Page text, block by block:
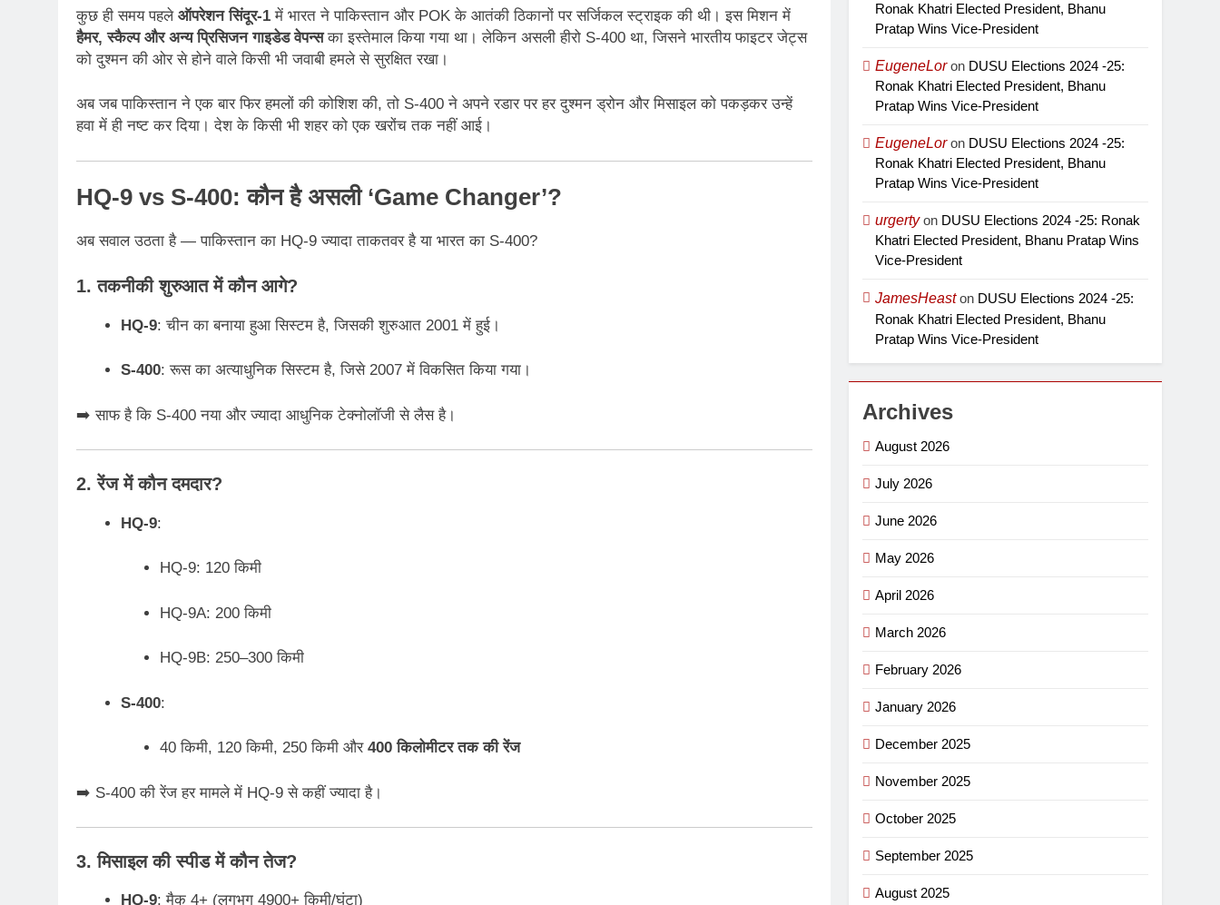
कुछ ही समय पहले ऑपरेशन सिंदूर-1 में भारत ने पाकिस्तान और POK के आतंकी ठिकानों पर सर्जिकल स्ट्राइक की थी। इस मिशन में
हैमर, स्कैल्प और अन्य प्रिसिजन गाइडेड वेपन्सका इस्तेमाल किया गया था। लेकिन असली हीरो S-400 था, जिसने भारतीय फाइटर जेट्स
को दुश्मन की ओर से होने वाले किसी भी जवाबी हमले से सुरक्षित रखा।
अब जब पाकिस्तान ने एक बार फिर हमलों की कोशिश की, तो S-400 ने अपने रडार पर हर दुश्मन ड्रोन और मिसाइल को पकड़कर उन्हें
हवा में ही नष्ट कर दिया। देश के किसी भी शहर को एक खरोंच तक नहीं आई।
HQ-9 vs S-400: कौन है असली ‘Game Changer’?
अब सवाल उठता है — पाकिस्तान का HQ-9 ज्यादा ताकतवर है या भारत का S-400?
1. तकनीकी शुरुआत में कौन आगे?
HQ-9: चीन का बनाया हुआ सिस्टम है, जिसकी शुरुआत 2001 में हुई।
S-400: रूस का अत्याधुनिक सिस्टम है, जिसे 2007 में विकसित किया गया।
➡️ साफ है कि S-400 नया और ज्यादा आधुनिक टेक्नोलॉजी से लैस है।
2. रेंज में कौन दमदार?
HQ-9:
HQ-9: 120 किमी
HQ-9A: 200 किमी
HQ-9B: 250–300 किमी
S-400:
40 किमी, 120 किमी, 250 किमी और 400 किलोमीटर तक की रेंज
➡️ S-400 की रेंज हर मामले में HQ-9 से कहीं ज्यादा है।
3. मिसाइल की स्पीड में कौन तेज?
HQ-9: मैक 4+ (लगभग 4900+ किमी/घंटा)
Ronak Khatri Elected President, Bhanu
Pratap Wins Vice-President
EugeneLoron DUSU Elections 2024 -25:
Ronak Khatri Elected President, Bhanu
Pratap Wins Vice-President
EugeneLoron DUSU Elections 2024 -25:
Ronak Khatri Elected President, Bhanu
Pratap Wins Vice-President
urgertyon DUSU Elections 2024 -25: Ronak
Khatri Elected President, Bhanu Pratap Wins
Vice-President
JamesHeaston DUSU Elections 2024 -25:
Ronak Khatri Elected President, Bhanu
Pratap Wins Vice-President
Archives
August 2026
July 2026
June 2026
May 2026
April 2026
March 2026
February 2026
January 2026
December 2025
November 2025
October 2025
September 2025
August 2025